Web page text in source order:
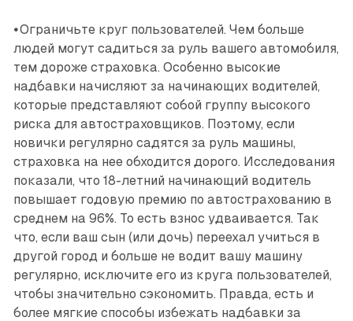
•Ограничьте круг пользователей. Чем больше
людей могут садиться за руль вашего автомобиля,
тем дороже страховка. Особенно высокие
надбавки начисляют за начинающих водителей,
которые представляют собой группу высокого
риска для автостраховщиков. Поэтому, если
новички регулярно садятся за руль машины,
страховка на нее обходится дорого. Исследования
показали, что 18-летний начинающий водитель
повышает годовую премию по автострахованию в
среднем на 96%. То есть взнос удваивается. Так
что, если ваш сын (или дочь) переехал учиться в
другой город и больше не водит вашу машину
регулярно, исключите его из круга пользователей,
чтобы значительно сэкономить. Правда, есть и
более мягкие способы избежать надбавки за